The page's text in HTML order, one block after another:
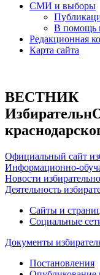
СМИ и выборы
В помощь
Редакционная
Карта сайта
ВЕСТНИК
Официальный сайт
Информационно-
Новости
Деятельность
Сайты и
Социальные
Документы
Постановления